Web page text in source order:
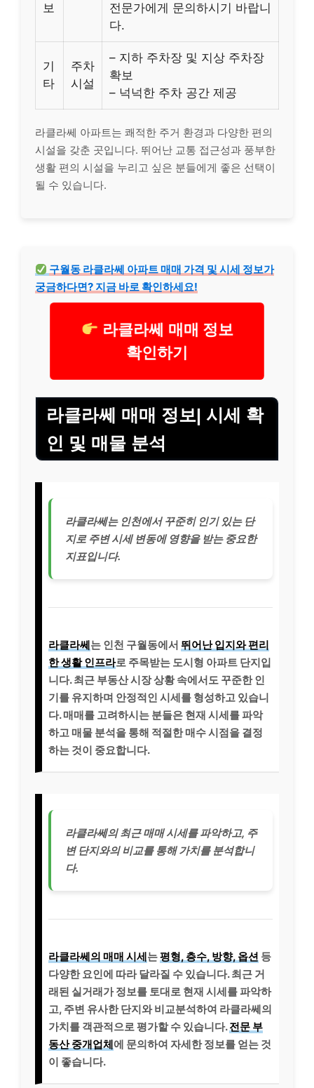
보
전문가에게 문의하시기 바랍니
다.
기
타
주차
시설
– 지하 주차장 및 지상 주차장
확보
– 넉넉한 주차 공간 제공
라클라쎄 아파트는 쾌적한 주거 환경과 다양한 편의
시설을 갖춘 곳입니다. 뛰어난 교통 접근성과 풍부한
생활 편의 시설을 누리고 싶은 분들에게 좋은 선택이
될 수 있습니다.
구월동 라클라쎄 아파트 매매 가격 및 시세 정보가
궁금하다면? 지금 바로 확인하세요!
라클라쎄 매매 정보
확인하기
라클라쎄 매매 정보| 시세 확
인 및 매물 분석
라클라쎄는 인천에서 꾸준히 인기 있는 단
지로 주변 시세 변동에 영향을 받는 중요한
지표입니다.
라클라쎄는 인천 구월동에서 뛰어난 입지와 편리
한 생활 인프라로 주목받는 도시형 아파트 단지입
니다. 최근 부동산 시장 상황 속에서도 꾸준한 인
기를 유지하며 안정적인 시세를 형성하고 있습니
다. 매매를 고려하시는 분들은 현재 시세를 파악
하고 매물 분석을 통해 적절한 매수 시점을 결정
하는 것이 중요합니다.
라클라쎄의 최근 매매 시세를 파악하고, 주
변 단지와의 비교를 통해 가치를 분석합니
다.
라클라쎄의 매매 시세는평형, 층수, 방향, 옵션 등
다양한 요인에 따라 달라질 수 있습니다. 최근 거
래된 실거래가 정보를 토대로 현재 시세를 파악하
고, 주변 유사한 단지와 비교분석하여 라클라쎄의
가치를 객관적으로 평가할 수 있습니다.전문 부
동산 중개업체에 문의하여 자세한 정보를 얻는 것
이 좋습니다.